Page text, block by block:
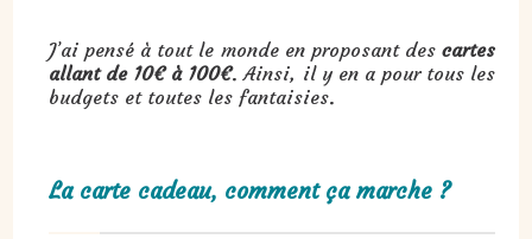
J’ai pensé à tout le monde en proposant des cartes
allant de 10€ à 100€. Ainsi, il y en a pour tous les
budgets et toutes les fantaisies.
La carte cadeau, comment ça marche ?